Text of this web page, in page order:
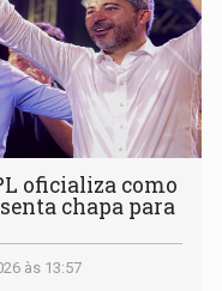
oficializa como
chapa para
às 13:57